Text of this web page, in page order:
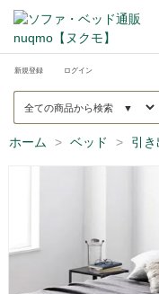
新規登録 ログイン
ホーム ベッド 引